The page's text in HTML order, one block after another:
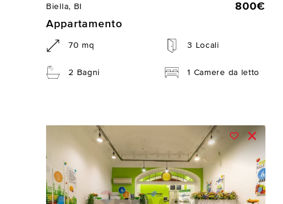
Biella, BI
800€
Appartamento
70 mq 3 Locali
2 Bagni 1 Camere da letto